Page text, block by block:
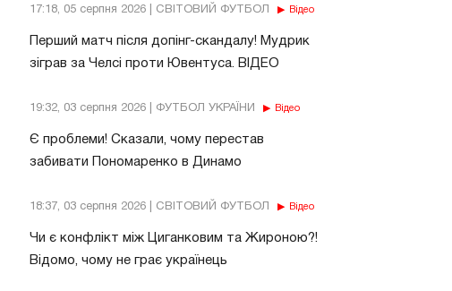
17:18, 05 серпня 2026 | СВІТОВИЙ ФУТБОЛ Відео
Перший матч після допінг-скандалу! Мудрик
зіграв за Челсі проти Ювентуса. ВІДЕО
19:32, 03 серпня 2026 | ФУТБОЛ УКРАЇНИ Відео
Є проблеми! Сказали, чому перестав
забивати Пономаренко в Динамо
18:37, 03 серпня 2026 | СВІТОВИЙ ФУТБОЛ Відео
Чи є конфлікт між Циганковим та Жироною?!
Відомо, чому не грає українець